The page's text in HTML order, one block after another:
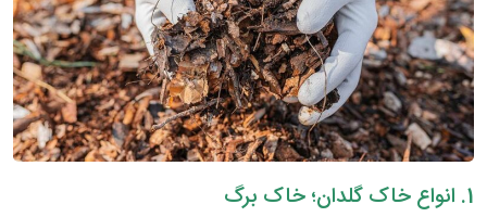
1. انواع خاک گلدان؛ خاک برگ